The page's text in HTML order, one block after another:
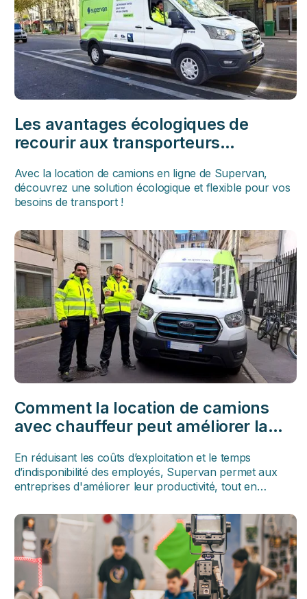
Les avantages écologiques de
recourir aux transporteurs
Avec la location de camions en ligne de Supervan,
découvrez une solution écologique et flexible pour vos
besoins de transport !
Comment la location de camions
avec chauffeur peut améliorer la
En réduisant les coûts d’exploitation et le temps
d’indisponibilité des employés, Supervan permet aux
entreprises d'améliorer leur productivité, tout en
marchandise et en permettant une plus grande flexibilité
géographique !